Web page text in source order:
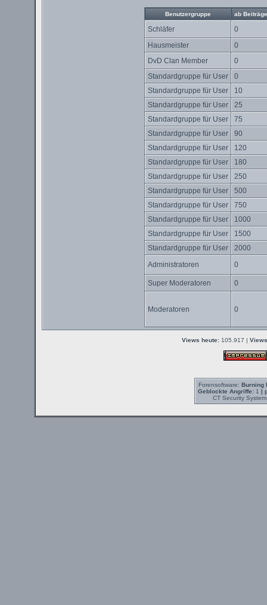
Benutzergruppe ab Beiträge
Schläfer
0
Hausmeister
0
DvD Clan Member
0
Standardgruppe für User
0
Standardgruppe für User
10
Standardgruppe für User
25
Standardgruppe für User
75
Standardgruppe für User
90
Standardgruppe für User
120
Standardgruppe für User
180
Standardgruppe für User
250
Standardgruppe für User
500
Standardgruppe für User
750
Standardgruppe für User
1000
Standardgruppe für User
1500
Standardgruppe für User
2000
Administratoren
0
Super Moderatoren 0
Moderatoren 0
Views heute: 105.917 |
Forensoftware: Burning
Geblockte Angriffe:1 |
CT Security